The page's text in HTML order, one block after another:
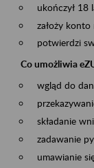
ukończył 18
założy konto
potwierdzi
Co umożliwia
wgląd do
składanie
zadawanie
umawianie